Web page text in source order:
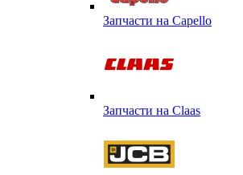
Запчасти на Capello
Запчасти на Сlaas